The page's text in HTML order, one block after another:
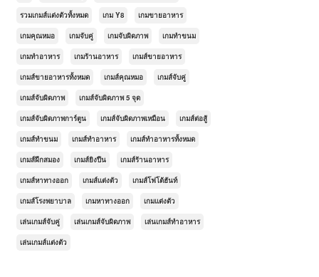
รวมเกมส์แต่งตัวทั้งหมด เกม Y8 เกมขายอาหาร
เกมคุณหมอ เกมจับคู่ เกมจับผิดภาพ เกมทำขนม
เกมทำอาหาร เกมร้านอาหาร เกมส์ขายอาหาร
เกมส์ขายอาหารทั้งหมด เกมส์คุณหมอ เกมส์จับคู่
เกมส์จับผิดภาพ เกมส์จับผิดภาพ 5 จุด
เกมส์จับผิดภาพการ์ตูน เกมส์จับผิดภาพเหมือน เกมส์ต่อสู้
เกมส์ทำขนม เกมส์ทำอาหาร เกมส์ทำอาหารทั้งหมด
เกมส์ฝึกสมอง เกมส์ยิงปืน เกมส์ร้านอาหาร
เกมส์หาทางออก เกมส์แต่งตัว เกมส์โฟโต้ฮันท์
เกมส์โรงพยาบาล เกมหาทางออก เกมแต่งตัว
เล่นเกมส์จับคู่ เล่นเกมส์จับผิดภาพ เล่นเกมส์ทำอาหาร
เล่นเกมส์แต่งตัว